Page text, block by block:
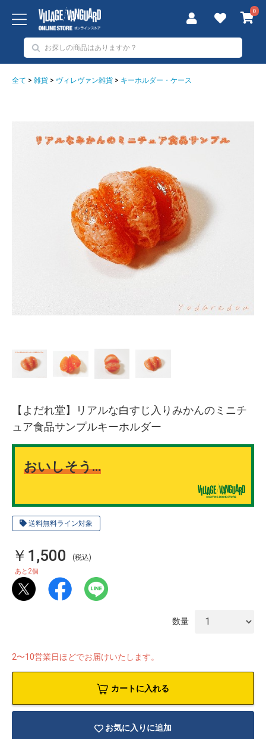
0
全て > 雑貨 > ヴィレヴァン雑貨 > キーホルダー・ケース
送料無料ライン対象
【よだれ堂】リアルな白すじ入りみかんのミニチ
ュア食品サンプルキーホルダー
おいしそう…
￥1,500 (税込)
あと 2個
数量
2〜10営業日ほどでお届けいたします。
カートに入れる
お気に入りに追加